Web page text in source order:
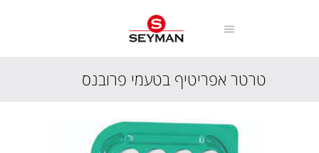
טרטר אפריטיף בטעמי פרובנס